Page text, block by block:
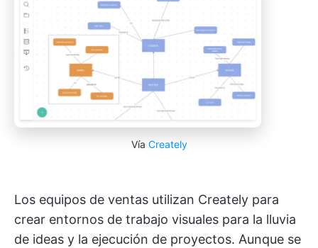
Vía Creately
Los equipos de ventas utilizan Creately para
crear entornos de trabajo visuales para la lluvia
de ideas y la ejecución de proyectos. Aunque se